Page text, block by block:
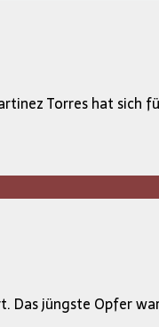
Torres hat sich
jüngste Opfer